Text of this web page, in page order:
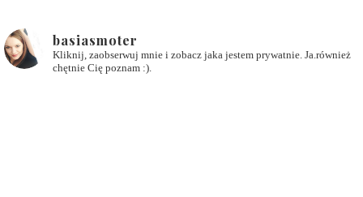
basiasmoter
Kliknij, zaobserwuj mnie i zobacz jaka jestem prywatnie. Ja.również
chętnie Cię poznam :).